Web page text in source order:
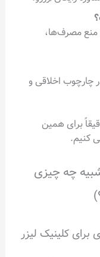
منع مصرف‌ها،
چارچوب اخلاقی و
برای همین
کنیم.
چه چیزی
کلینیک لیزر